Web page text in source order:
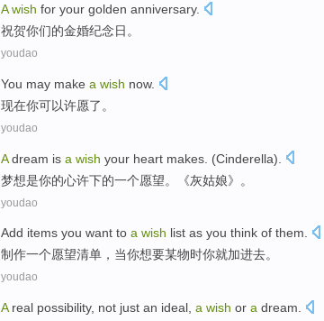
Awish for your golden anniversary.
祝贺你们的金婚纪念日 。
youdao
You may make a wish now.
现在你可以许愿了。
youdao
A dream is a wish your heart makes . (Cinderella).
梦想是你的心许下的一个愿望。《灰姑娘》。
youdao
Add items you want to a wish list as you think of them.
制作一个愿望清单 ， 当你想要某物时你就加进去。
youdao
A real possibility, not just an ideal a wish or a dream